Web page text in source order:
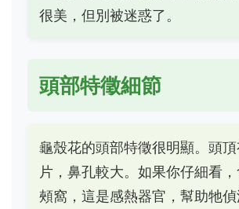
很美，但別被迷惑了。
頭部特徵細節
龜殼花的頭部特徵很明顯。頭
片，鼻孔較大。如果你仔細看
頰窩，這是感熱器官，幫助牠